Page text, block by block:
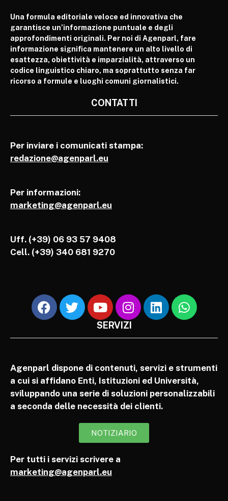
Una formula editoriale veloce ed innovativa che
garantisce un’informazione puntuale e degli
approfondimenti originali. Per noi di Agenparl, fare
informazione significa mantenere un alto livello di
esattezza, obiettività e imparzialità, attraverso un
codice linguistico chiaro, ma soprattutto senza far
ricorso a formule e luoghi comuni giornalistici.
CONTATTI
Per inviare i comunicati stampa:
redazione@agenparl.eu
Per informazioni:
marketing@agenparl.eu
Uff. (+39) 06 93 57 9408
Cell. (+39) 340 681 9270
SERVIZI
Agenparl dispone di contenuti, servizi e strumenti
a cui si affidano Enti, Istituzioni ed Università,
sviluppando una serie di soluzioni personalizzabili
a seconda delle necessità dei clienti.
NOTIZIARIO
Per tutti i servizi scrivere a
marketing@agenparl.eu